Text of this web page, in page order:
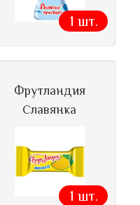
1 шт.
Фрутландия
Славянка
1 шт.